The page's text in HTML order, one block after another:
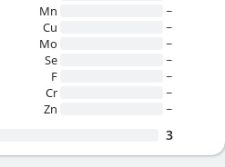
Mn
~
Cu
~
Mo
~
Se
~
F
~
Cr
~
Zn
~
3